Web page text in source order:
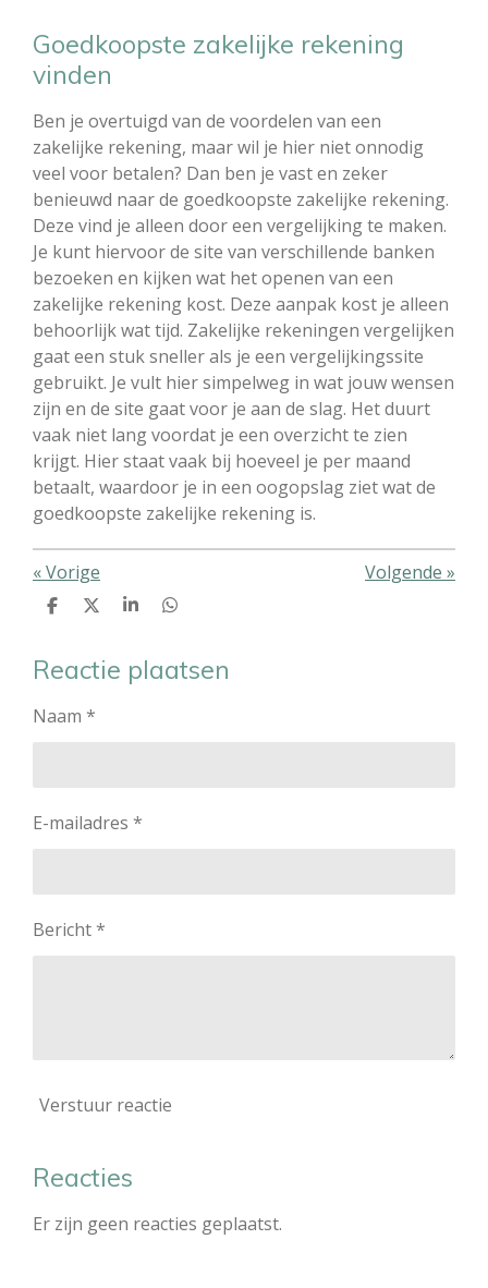
Goedkoopste zakelijke rekening
vinden
Ben je overtuigd van de voordelen van een
zakelijke rekening, maar wil je hier niet onnodig
veel voor betalen? Dan ben je vast en zeker
benieuwd naar de goedkoopste zakelijke rekening.
Deze vind je alleen door een vergelijking te maken.
Je kunt hiervoor de site van verschillende banken
bezoeken en kijken wat het openen van een
zakelijke rekening kost. Deze aanpak kost je alleen
behoorlijk wat tijd. Zakelijke rekeningen vergelijken
gaat een stuk sneller als je een vergelijkingssite
gebruikt. Je vult hier simpelweg in wat jouw wensen
zijn en de site gaat voor je aan de slag. Het duurt
vaak niet lang voordat je een overzicht te zien
krijgt. Hier staat vaak bij hoeveel je per maand
betaalt, waardoor je in een oogopslag ziet wat de
goedkoopste zakelijke rekening is.
«Vorige Volgende »
D
e
n
D
l
S
r
e
D
e
n
Reactie plaatsen
Naam *
E-mailadres *
Bericht *
Verstuur reactie
Reacties
Er zijn geen reacties geplaatst.